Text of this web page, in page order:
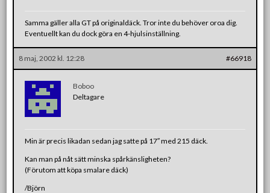
Samma gäller alla GT på originaldäck. Tror inte du behöver oroa dig.
Eventuellt kan du dock göra en 4-hjulsinställning.
8 maj, 2002 kl. 12:28 #66918
Boboo
Deltagare
Min är precis likadan sedan jag satte på 17″ med 215 däck.
Kan man på nåt sätt minska spårkänsligheten?
(Förutom att köpa smalare däck)
/Björn